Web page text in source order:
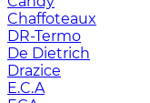
Chaffoteaux
DR-Termo
De Dietrich
Drazice
E.C.A